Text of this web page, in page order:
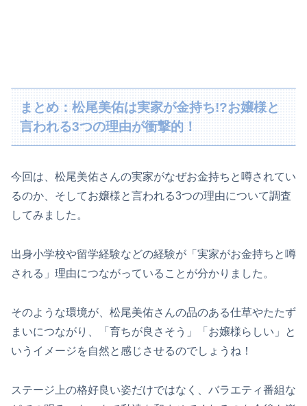
まとめ：松尾美佑は実家が金持ち!?お嬢様と
言われる3つの理由が衝撃的！
今回は、松尾美佑さんの実家がなぜお金持ちと噂されてい
るのか、そしてお嬢様と言われる3つの理由について調査
してみました。
出身小学校や留学経験などの経験が「実家がお金持ちと噂
される」理由につながっていることが分かりました。
そのような環境が、松尾美佑さんの品のある仕草やたたず
まいにつながり、「育ちが良さそう」「お嬢様らしい」と
いうイメージを自然と感じさせるのでしょうね！
ステージ上の格好良い姿だけではなく、バラエティ番組な